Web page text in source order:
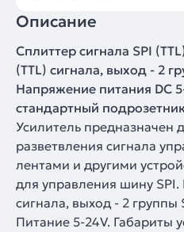
Описание
Сплиттер сигнала SPI
(TTL) сигнала, выход - 2
Напряжение питания DC
стандартный
Усилитель предназначен
разветвления сигнала
лентами и другими
для управления шину SPI.
сигнала, выход - 2 группы
Питание 5-24V. Габариты